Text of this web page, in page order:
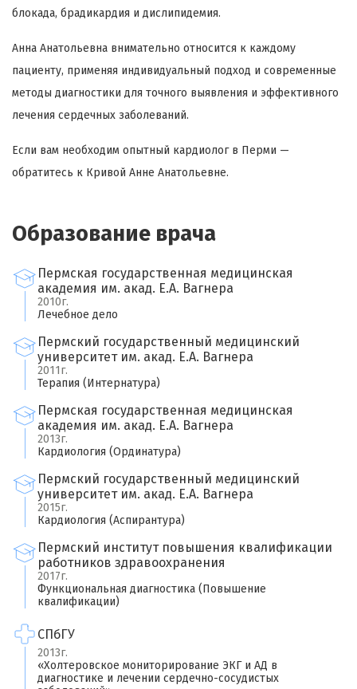
блокада, брадикардия и дислипидемия.
Анна Анатольевна внимательно относится к каждому
пациенту, применяя индивидуальный подход и современные
методы диагностики для точного выявления и эффективного
лечения сердечных заболеваний.
Если вам необходим опытный кардиолог в Перми —
обратитесь к Кривой Анне Анатольевне.
Образование врача
Пермская государственная медицинская
академия им. акад. Е.А. Вагнера
2010г.
Лечебное дело
Пермский государственный медицинский
университет им. акад. Е.А. Вагнера
2011г.
Терапия (Интернатура)
Пермская государственная медицинская
академия им. акад. Е.А. Вагнера
2013г.
Кардиология (Ординатура)
Пермский государственный медицинский
университет им. акад. Е.А. Вагнера
2015г.
Кардиология (Аспирантура)
Пермский институт повышения квалификации
работников здравоохранения
2017г.
Функциональная диагностика (Повышение
квалификации)
СПбГУ
2013г.
«Холтеровское мониторирование ЭКГ и АД в
диагностике и лечении сердечно-сосудистых